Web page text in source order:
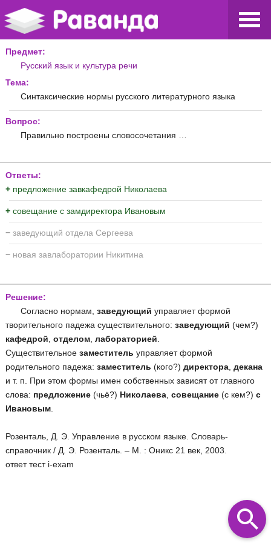
Предмет:
Русский язык и культура речи
Тема:
Синтаксические нормы русского литературного языка
Вопрос:
Правильно построены словосочетания …
Ответы:
+ предложение завкафедрой Николаева
+ совещание с замдиректора Ивановым
− заведующий отдела Сергеева
− новая завлаборатории Никитина
Решение:
Согласно нормам, заведующий управляет формой
творительного падежа существительного: заведующий (чем?)
кафедрой отделом лабораторией
Существительное заместитель управляет формой
родительного падежа: заместитель (кого?) директора декана
и т. п. При этом формы имен собственных зависят от главного
слова: предложение (чьё?) Николаева совещание (с кем?) с
Ивановым
Розенталь, Д. Э. Управление в русском языке. Словарь-
справочник / Д. Э. Розенталь. – М. : Оникс 21 век, 2003.
ответ тест i-exam